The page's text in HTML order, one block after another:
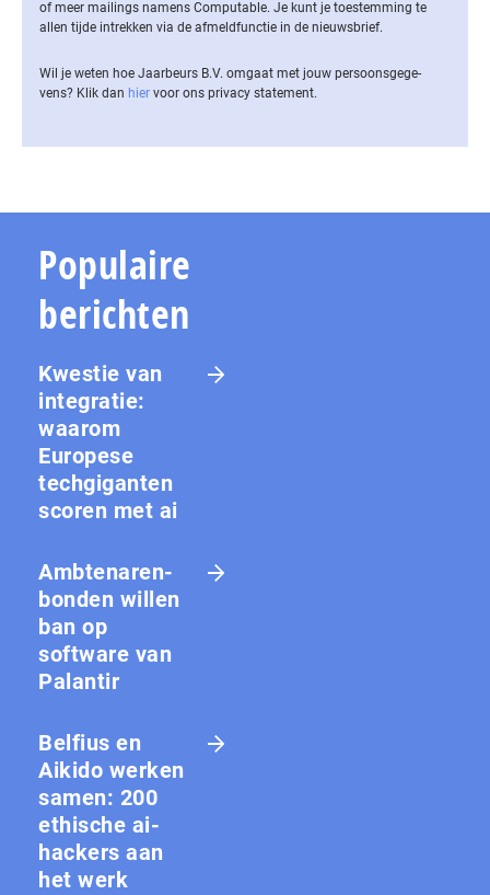
of meer mailings namens Computable. Je kunt je toestemming te
allen tijde intrekken via de af­meld­func­tie in de nieuwsbrief.
Wil je weten hoe Jaarbeurs B.V. omgaat met jouw per­soons­ge­ge­
vens? Klik dan hier voor ons privacy statement.
Populaire
berichten
Kwestie van
integratie:
waarom
Europese
techgiganten
scoren met ai
Amb­te­na­ren­
bon­den willen
ban op
software van
Palantir
Belfius en
Aikido werken
samen: 200
ethische ai-
hackers aan
het werk